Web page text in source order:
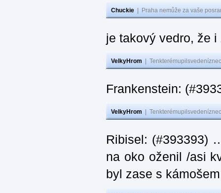
Chuckie Praha nemůže za vaše
je takový vedro, že
VelkyHrom
Frankenstein:
VelkyHrom
Ribisel: (#393393)
na oko oženil /asi
byl zase s